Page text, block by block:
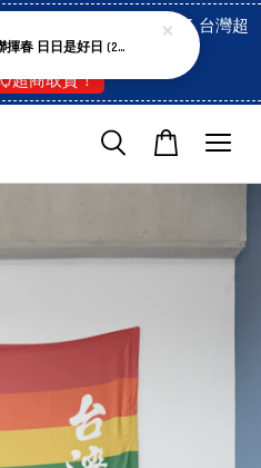
門信用卡付費已經開啓了 台灣超
款也是!
/超商取貨！
2023兔年方福 春聯揮春 日日是好日 (2尺寸)